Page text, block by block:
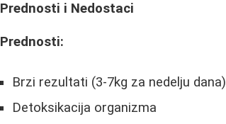
Prednosti i Nedostaci
Prednosti:
Brzi rezultati (3-7kg za nedelju dana)
Detoksikacija organizma